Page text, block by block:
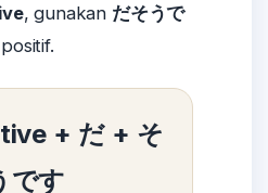
, gunakan だそうで
+ だ + そ
です